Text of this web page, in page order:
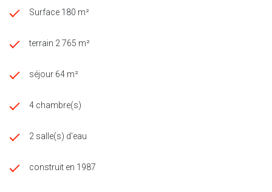
présentation d'un client qualifié."
http://www.georisques.gouv.fr
Surface 180 m²
terrain 2 765 m²
séjour 64 m²
4 chambre(s)
2 salle(s) d'eau
construit en 1987